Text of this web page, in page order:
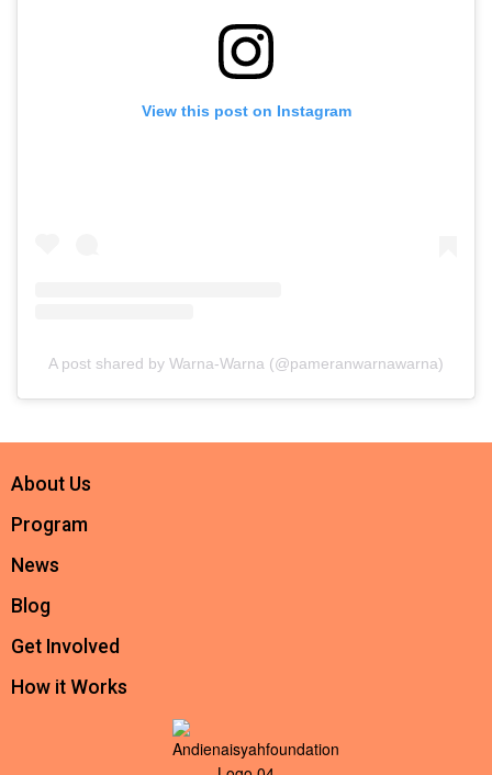
View this post on Instagram
A post shared by Warna-Warna (@pameranwarnawarna)
About Us
Program
News
Blog
Get Involved
How it Works